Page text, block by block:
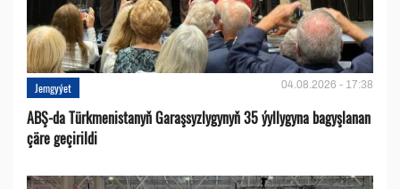
Jemgyýet 04.08.2026 - 17:38
ABŞ-da Türkmenistanyň Garaşsyzlygynyň 35 ýyllygyna bagyşlanan
çäre geçirildi